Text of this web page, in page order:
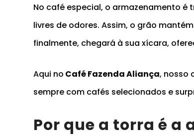
No café especial, o armazenamento
livres de odores. Assim, o grão
finalmente, chegará à sua xícara,
Aqui no Café Fazenda Aliança, nosso
sempre com cafés selecionados e
Por que a torra é a